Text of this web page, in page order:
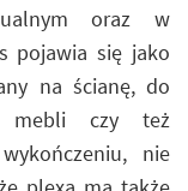
oraz w
pojawia się jako
na ścianę, do
mebli czy też
nie